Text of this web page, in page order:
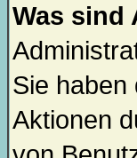
Was sind
Sie haben
Aktionen